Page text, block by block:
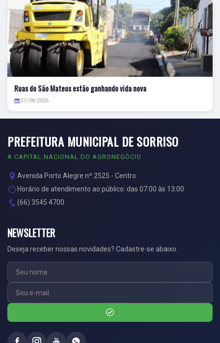
Ruas do São Mateus estão ganhando vida nova
07/08/2026
PREFEITURA MUNICIPAL DE SORRISO
A CAPITAL NACIONAL DO AGRONEGÓCIO
Avenida Porto Alegre nº 2525 - Centro
Horário de atendimento ao público: das 07:00 às 13:00
(66) 3545 4700
NEWSLETTER
Deseja receber nossas novidades? Cadastre-se abaixo.